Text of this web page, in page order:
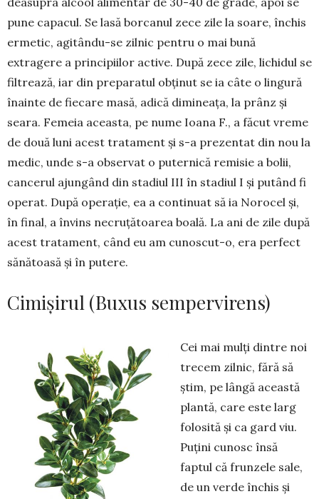
pune ca­pacul. Se lasă borcanul zece zile la soare, închis
ermetic, agi­tându-se zilnic pentru o mai bună
extragere a prin­cipiilor active. După zece zile, lichidul se
filtrează, iar din preparatul obținut se ia câte o lingură
înainte de fiecare masă, adică dimineața, la prânz și
seara. Femeia aceasta, pe nume Ioana F., a fă­cut vreme
de două luni acest tratament și s-a pre­zentat din nou la
medic, unde s-a observat o puternică remisie a bolii,
can­cerul ajungând din stadiul III în stadiul I și putând fi
operat. După operație, ea a con­tinuat să ia No­rocel și,
în final, a învins necruțătoarea boală. La ani de zile după
acest tratament, când eu am cunoscut-o, era perfect
sănătoasă și în putere.
Cimișirul (Buxus sempervirens)
Cei mai mulți dintre noi
trecem zilnic, fără să
știm, pe lângă această
plantă, care este larg
folosită și ca gard viu.
Pu­țini cunosc însă
faptul că frun­zele sale,
de un verde închis și